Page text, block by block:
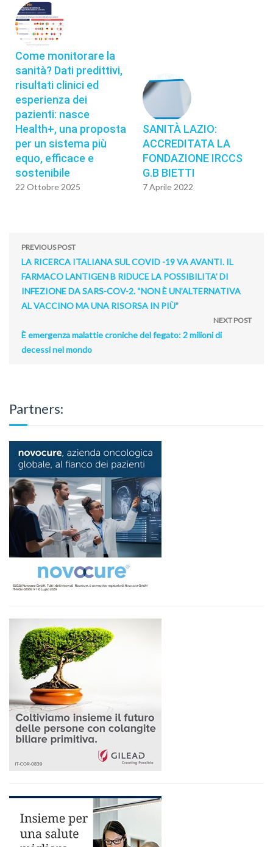
Come monitorare la
sanità? Dati predittivi,
risultati clinici ed
esperienza dei
pazienti: nasce
Health+, una proposta
per un sistema più
equo, efficace e
sostenibile
22 Ottobre 2025
SANITÀ LAZIO:
ACCREDITATA LA
FONDAZIONE IRCCS
G.B BIETTI
7 Aprile 2022
PREVIOUS POST
LA RICERCA ITALIANA SUL COVID -19 VA AVANTI. IL
FARMACO LANTIGEN B RIDUCE LA POSSIBILITA’ DI
INFEZIONE DA SARS-COV-2. “NON È UN’ALTERNATIVA
AL VACCINO MA UNA RISORSA IN PIÙ”
NEXT POST
È emergenza malattie croniche del fegato: 2 milioni di
decessi nel mondo
Partners: